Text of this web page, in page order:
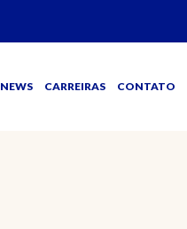
NEWS CARREIRAS CONTATO